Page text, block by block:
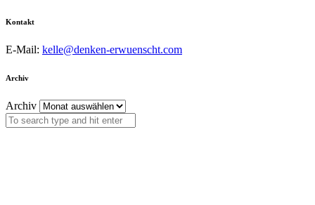
Kontakt
E-Mail: kelle@denken-erwuenscht.com
Archiv
Archiv